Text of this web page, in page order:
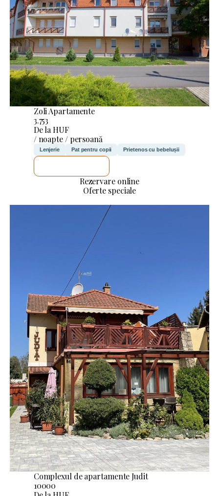
Zoli Apartamente
3.753
De la HUF
/ noapte / persoană
Lenjerie Pat pentru copii Prietenos cu bebelușii
Rezervare online
Oferte speciale
Complexul de apartamente Judit
10000